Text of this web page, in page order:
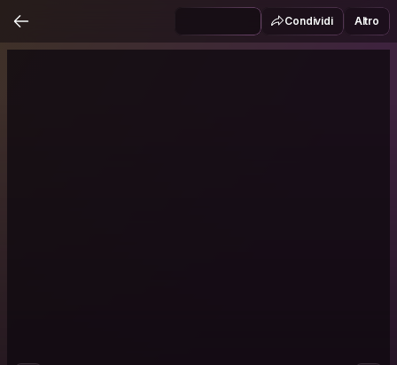
Condividi Altro